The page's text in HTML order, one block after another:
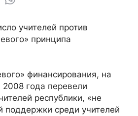
учителей против
принципа
финансирования, на
2008 года перевели
республики, «не
поддержки среди учителей